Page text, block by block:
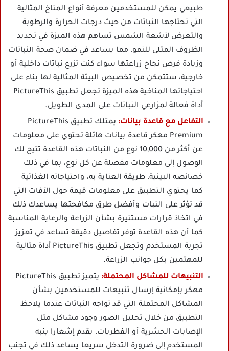
طبيعي يمكن للمستخدمين معرفة أنواع المناخ المثالية
التي تحتاجها النباتات من حيث درجات الحرارة والرطوبة
والتعرض لأشعة الشمس تساهم هذه الميزة في تحديد
الظروف المثلى للنمو، مما يساعد في ضمان صحة النباتات
وزيادة فرص نجاح زراعتها سواء كنت تزرع نباتات داخلية أو
خارجية، ستتمكن من تخصيص البيئة المثالية لها بناء على
احتياجاتها المناخية هذه الميزة تجعل تطبيق PictureThis
أداة فعالة لمزارعي النباتات على المدى الطويل.
التفاعل مع قاعدة بيانات:
يمتلك تطبيق PictureThis
Premium مهكر قاعدة بيانات هائلة تحتوي على معلومات
عن أكثر من 10,000 نوع من النباتات هذه القاعدة تتيح لك
الوصول إلى معلومات مفصلة عن كل نوع، بما في ذلك
خصائصه البيئية، طريقة العناية به، واحتياجاته الغذائية
كما يحتوي التطبيق على معلومات قيمة حول الآفات التي
قد تؤثر على النبات وأفضل طرق مكافحتها يساعدك ذلك
في اتخاذ قرارات مستنيرة بشأن الزراعة والرعاية المناسبة
كما أن هذه القاعدة توفر تفاصيل دقيقة تساعد في تعزيز
تجربة المستخدم وتجعل تطبيق PictureThis أداة مثالية
للمهتمين بكل جوانب الزراعة.
التنبيهات للمشاكل المحتملة:
يتميز تطبيق PictureThis
مهكر بإمكانية إرسال تنبيهات للمستخدمين بشأن
المشاكل المحتملة التي قد تواجه النباتات عندما يلاحظ
التطبيق من خلال تحليل الصور وجود مشاكل مثل
الإصابات الحشرية أو الفطريات، يقدم إشعارا ينبه
المستخدم إلى ضرورة التدخل سريعا يساعد ذلك في تجنب